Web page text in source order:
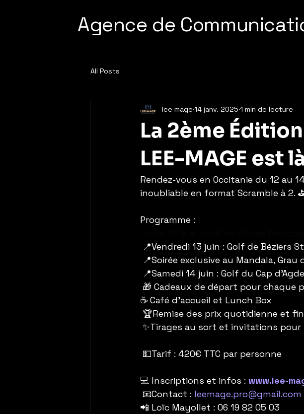
Agence de
All Posts
La 2ème
LEE-MAGE est
lee mage 14 janv. 2025 1 min de lecture
Rendez-vous en Occitanie du 12 au
inoubliable en format Scramble à 2.
Programme :
📍Vendredi 13 juin : Golf de Béziers
📍Soirée exclusive au Mandala, Grau
📍Samedi 14 juin : Golf du Cap
🎁 Cadeaux de départ pour chaque
☕️ Café d'accueil et Lunch Box
🏆Remise des prix quotidienne et
✨Tirages au sort et invitations pour
💵Tarif : 420€ TTC par personne
💻 Inscriptions et infos : www.lee-
📧Contact : leemage.pro@gmail.com
📲 Loïc Mayollet : 06 19 82 05 03